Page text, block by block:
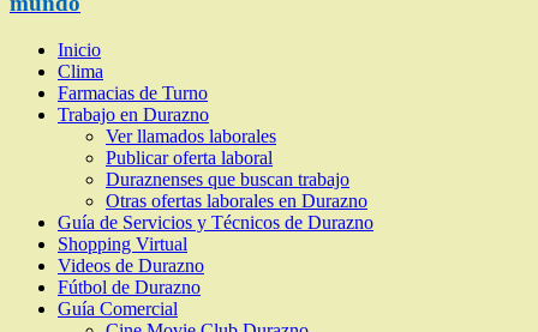
Inicio
Clima
Farmacias de Turno
Trabajo en Durazno
Ver llamados laborales
Publicar oferta laboral
Duraznenses que buscan trabajo
Otras ofertas laborales en Durazno
Guía de Servicios y Técnicos de Durazno
Shopping Virtual
Videos de Durazno
Fútbol de Durazno
Guía Comercial